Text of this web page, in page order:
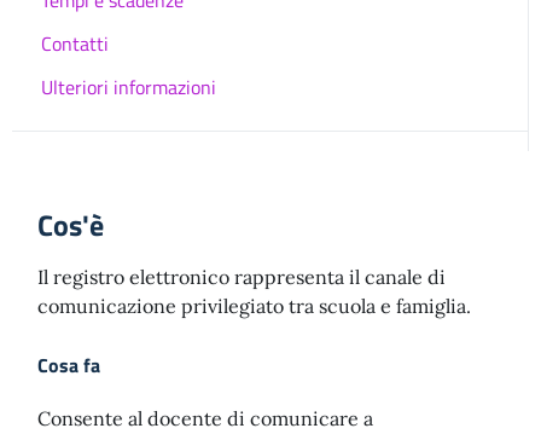
Contatti
Ulteriori informazioni
Cos'è
Il registro elettronico rappresenta il canale di
comunicazione privilegiato tra scuola e famiglia.
Cosa fa
Consente al docente di comunicare a